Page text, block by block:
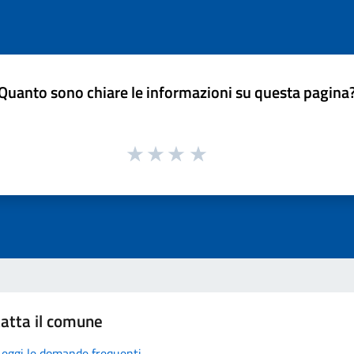
sono chiare le informazioni su questa
il comune